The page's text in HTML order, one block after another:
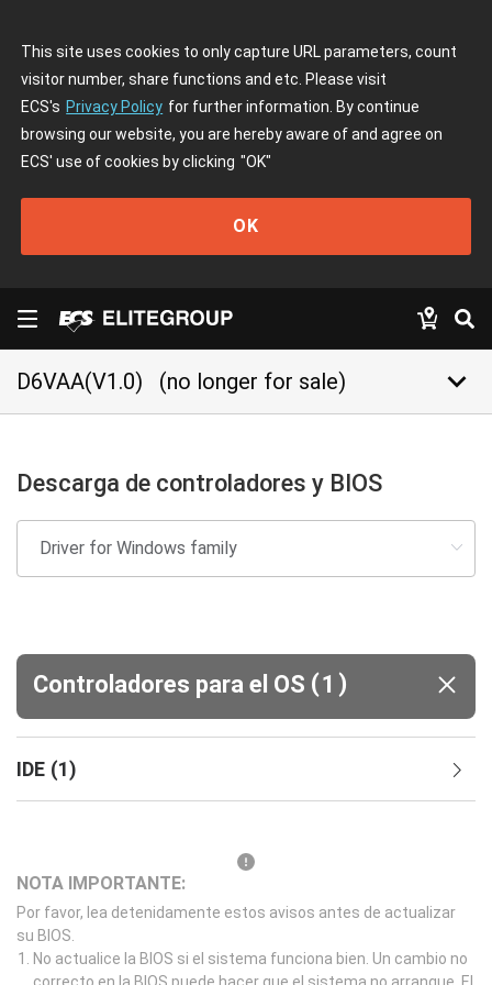
This site uses cookies to only capture URL parameters, count
visitor number, share functions and etc. Please visit
ECS's Privacy Policy for further information. By continue
browsing our website, you are hereby aware of and agree on
ECS' use of cookies by clicking "OK"
OK
D6VAA(V1.0) (no longer for sale) keyboard_arrow_down
Descarga de controladores y BIOS
Controladores para el OS (1 )
IDE (1)
NOTA IMPORTANTE:
Por favor, lea detenidamente estos avisos antes de actualizar
su BIOS.
No actualice la BIOS si el sistema funciona bien. Un cambio no